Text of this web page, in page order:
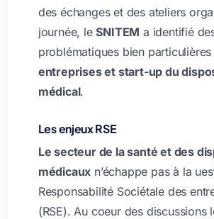
des échanges et des ateliers
journée, leSNITEM a identifié
problématiques bien
entreprises et start-up du
médical.
Les enjeux RSE
Le secteur de la santé et des
médicaux n’échappe pas à la
Responsabilité Sociétale des
(RSE). Au coeur des discussions